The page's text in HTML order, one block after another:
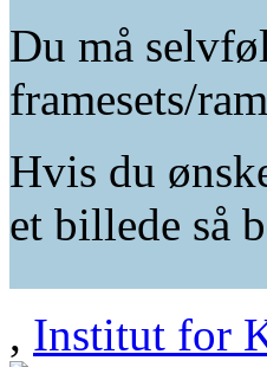
Du må
framesets/
Hvis du
et billede så
, Institut for